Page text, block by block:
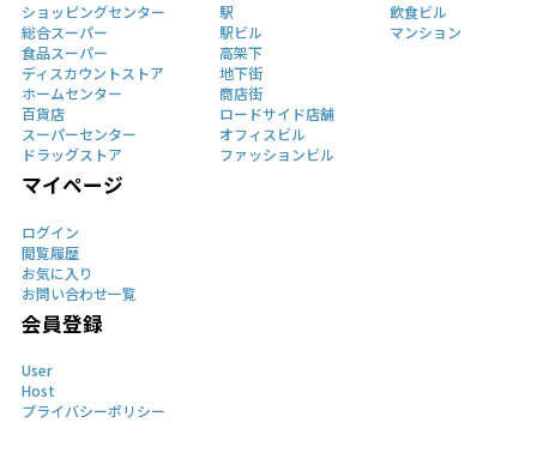
ショッピングセンター
総合スーパー
食品スーパー
ディスカウントストア
ホームセンター
百貨店
スーパーセンター
ドラッグストア
駅
駅ビル
高架下
地下街
商店街
ロードサイド店舗
オフィスビル
ファッションビル
飲食ビル
マンション
マイページ
ログイン
閲覧履歴
お気に入り
お問い合わせ一覧
会員登録
User
Host
プライバシーポリシー